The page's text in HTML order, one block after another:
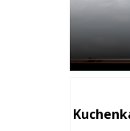
A1 - od
Drukarki i